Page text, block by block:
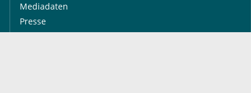
Mediadaten
Presse